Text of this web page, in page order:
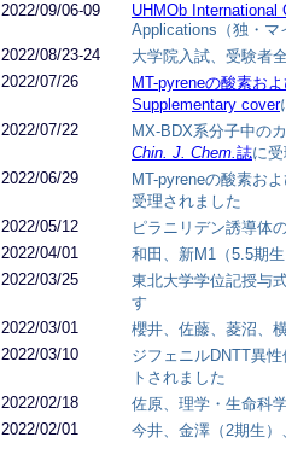
2022/09/06-09
UHMOb International
Applications（独・マ
2022/08/23-24
大学院入試、受験者
2022/07/26
MT-pyreneの酸素お
Supplementary cover
2022/07/22
MX-BDX系分子中の
Chin. J. Chem.誌に
2022/06/29
MT-pyreneの酸素お
受理されました
2022/05/12
ピラニリデン誘導体
2022/04/01
和田、新M1（5.5期
2022/03/25
東北大学学位記授与
す
2022/03/01
櫻井、佐藤、菱沼、
2022/03/10
ジフェニルDNTT異
トされました
2022/02/18
佐原、理学・生命科
2022/02/01
今井、金澤（2期生